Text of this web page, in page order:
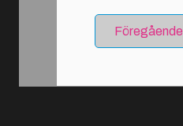
Föregående